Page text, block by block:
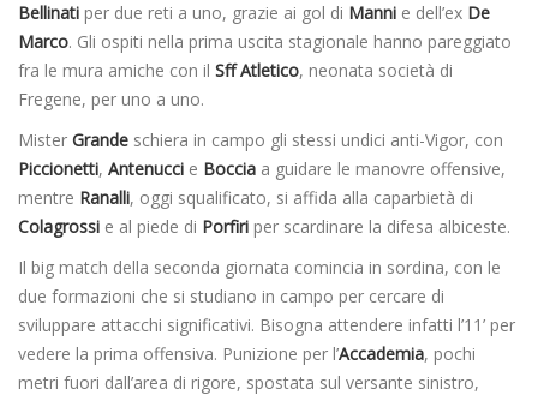
Bellinati per due reti a uno, grazie ai gol di Manni e dell’ex De
Marco. Gli ospiti nella prima uscita stagionale hanno pareggiato
fra le mura amiche con il Sff Atletico, neonata società di
Fregene, per uno a uno.
Mister Grande schiera in campo gli stessi undici anti-Vigor, con
Piccionetti, Antenucci e Boccia a guidare le manovre offensive,
mentre Ranalli, oggi squalificato, si affida alla caparbietà di
Colagrossi e al piede di Porfiri per scardinare la difesa albiceste.
Il big match della seconda giornata comincia in sordina, con le
due formazioni che si studiano in campo per cercare di
sviluppare attacchi significativi. Bisogna attendere infatti l’11’ per
vedere la prima offensiva. Punizione per l’Accademia, pochi
metri fuori dall’area di rigore, spostata sul versante sinistro,